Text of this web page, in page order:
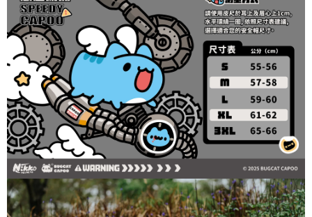
買賣價金債權讓與本公司後，依約使用本公司帳單繳交帳款。
2.基於同意付款使用「大哥付你分期」之契約關係目的，商店將以您的個人
資料（包含姓名、電話或地址）提供予台灣大哥大進項蒐集、處理及利用，
由本公司與您本人進行分期帳單所需資料之確認、核對及更正。
3.完整用戶服務條款，請詳閱以下連結： https://oppay.tw/userRule
後付繳納相關費用。
※ 交易是否成功請以「AFTEE先享後付 」之結帳頁面顯示為準，若有關於
是否繳費成功／繳費後需取消欲退款等相關疑問，請聯繫「AFTEE先享後付
客戶支援中心」
https://netprotections.freshdesk.com/support/home
【注意事項】
１．透過由恩沛科技股份有限公司提供之「AFTEE先享後付」服務完成之交
易，需依本服務之必要範圍內提供個人資料，並將交易相關給付款項請求債
權轉讓予恩沛科技股份有限公司。
２．關於個人資料處理事宜，請瀏覽以下網址：
https://aftee.tw/terms/#terms3
３．未成年的使用者請事先徵得法定代理人或監護人之同意方可使用
「AFTEE先享後付」，若未經同意申辦者引起之損失，本公司不負相關責
任。
４．使用「AFTEE先享後付」時，將依據個別帳號之用戶狀況，依本公司即
時審查核予不同之上限額度；若仍有額度不足之情形，本公司將視審查結果
請求用戶進行身份認證。
付款後7-11取貨
每筆NT$80，滿NT$1,999(含以上)免運費
每筆NT$80，滿NT$1,999(含以上)免運費
國外地區配送 查看運費